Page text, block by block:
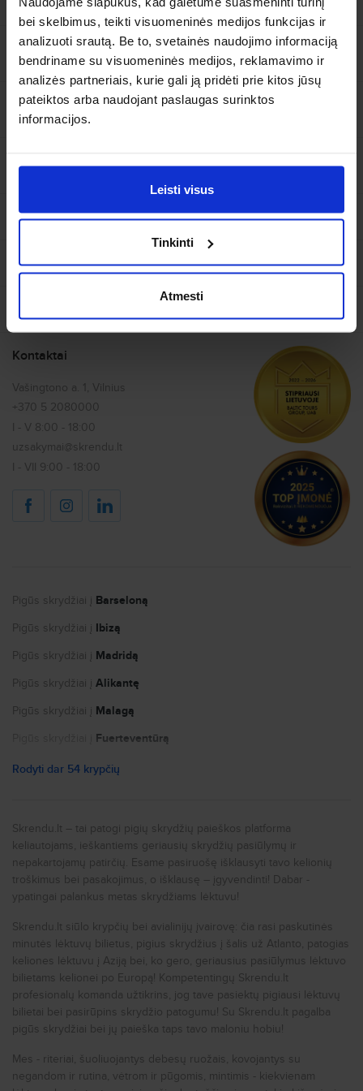
bei skelbimus, teikti visuomeninės medijos funkcijas ir
analizuoti srautą. Be to, svetainės naudojimo informaciją
bendriname su visuomeninės medijos, reklamavimo ir
analizės partneriais, kurie gali ją pridėti prie kitos jūsų
pateiktos arba naudojant paslaugas surinktos
informacijos.
Leisti visus
Tinkinti
Atmesti
Palanga–Liuksemburgas
Ieškoti
Ką svarbiausia pasitikrinti prieš skrydį?
Kaip galima pakeisti skrydžio datą?
Ką daryti jeigu bagažas vėluoja arba dingo? +
Pigūs skrydžiai
Pigių skrydžių pasiūlymai
Tolimieji skrydžiai
Tiesioginiai skrydžiai
Paskutinės minutės skrydžiai
Kombinuoti skrydžiai
Skrendu.lt
Sąlygos ir taisyklės
Mano užsakymas
Kontaktai
Karjera
Viešbučiai
Logotipai ir kontaktai žiniasklaidai
Kandidatų privatumo politika
Slapukų nustatymai
Bagažas
Vaikai
Kiti klausimai
Kontaktai
Vašingtono a. 1, Vilnius
+370 5 2080000
I - V 8:00 - 18:00
uzsakymai@skrendu.lt
I - VII 9:00 - 18:00
Pigūs skrydžiai į Barseloną
Pigūs skrydžiai į Ibizą
Pigūs skrydžiai į Madridą
Pigūs skrydžiai į Alikantę
Pigūs skrydžiai į Malagą
Fuerteventūrą
Pigūs skrydžiai į Paryžių
Pigūs skrydžiai į
Pigūs skrydžiai į Niujorką
Pigūs skrydžiai į Romą
Pigūs skrydžiai į
Milaną
Pigūs skrydžiai į Prahą
Pigūs skrydžiai į
Londoną
Liverpulį
Pigūs skrydžiai į Glazgą
Pigūs skrydžiai į
Stambulą
Rodyti dar 54 krypčių
Skrendu.lt – tai patogi pigių skrydžių paieškos platforma
keliautojams, ieškantiems geriausių skrydžių pasiūlymų ir
nepakartojamų patirčių. Esame pasiruošę išklausyti tavo kelionių
troškimus bei pasakojimus, o išklausę – įgyvendinti! Dabar -
ypatingai palankus metas skrydžiams lėktuvu!
Skrendu.lt siūlo krypčių bei avialinijų įvairovę: čia rasi paskutinės
minutės lėktuvų bilietus, pigius skrydžius į šalis už Atlanto, patogias
keliones lėktuvu į Aziją bei, ko gero, geriausius pasiūlymus lėktuvo
bilietams kelionei po Europą! Kompetentingų Skrendu.lt
profesionalų komanda užtikrins, jog tave pasiektų pigiausi lėktuvų
bilietai bei pasirūpins skrydžio patogumu! Su Skrendu.lt pagalba
pigūs skrydžiai bei jų paieška taps tavo maloniu hobiu!
Mes - riteriai, šuoliuojantys debesų ruožais, kovojantys su
negandom ir rutina, vėtrom ir pūgomis, mintimis - kiekvienam